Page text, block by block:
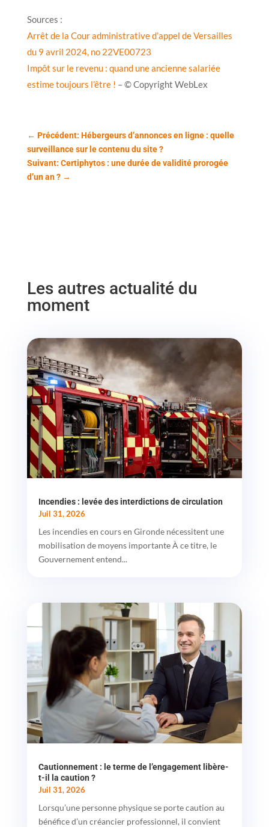
Sources :
Arrêt de la Cour administrative d’appel de Versailles
du 9 avril 2024, no 22VE00723
Impôt sur le revenu : quand une ancienne salariée
estime toujours l’être ! – © Copyright WebLex
← Précédent: Hébergeurs d’annonces en ligne : quelle
surveillance sur le contenu du site ?
Suivant: Certiphytos : une durée de validité prorogée
d’un an ?→
Les autres actualité du
moment
Incendies : levée des interdictions de circulation
Juil 31, 2026
Les incendies en cours en Gironde nécessitent une
mobilisation de moyens importante À ce titre, le
Gouvernement entend...
Cautionnement : le terme de l’engagement libère-
t-il la caution ?
Juil 31, 2026
Lorsqu’une personne physique se porte caution au
bénéfice d’un créancier professionnel, il convient